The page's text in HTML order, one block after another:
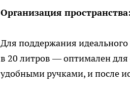
Организация
Для поддержания
в 20 литров — оптимален для
удобными ручками, и после